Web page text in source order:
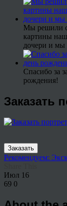
Мы решили
картины
дочери и мы
Спасибо за
рождения!
Заказать
Заказать
Рекомендуем:
Июл 16
69 0